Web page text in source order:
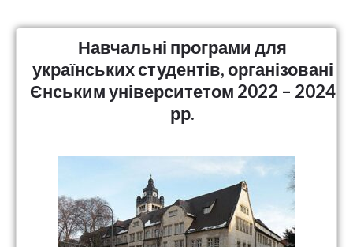
Навчальні програми для
українських студентів, організовані
Єнським університетом 2022 – 2024
рр.